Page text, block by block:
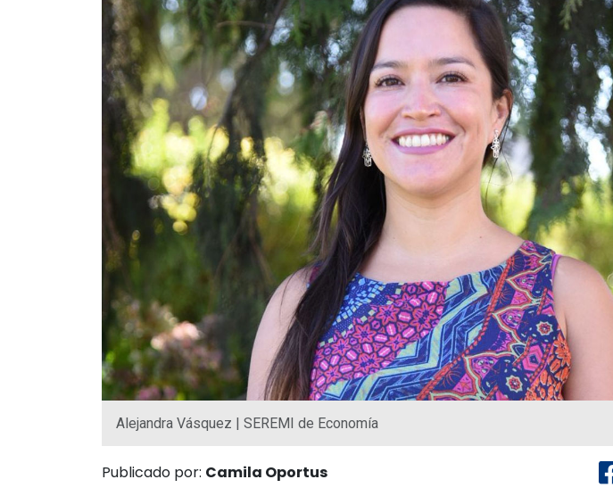
Alejandra Vásquez | SEREMI de Economía
Publicado por: Camila Oportus